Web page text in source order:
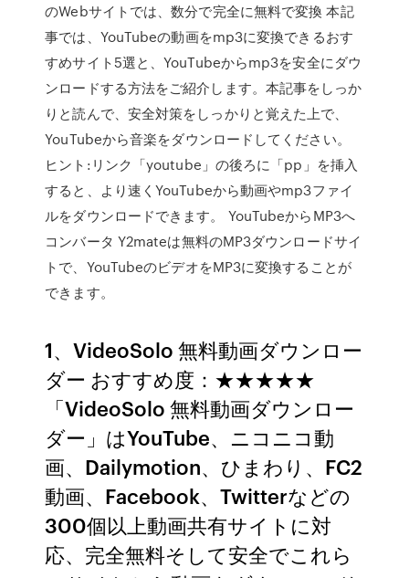
のWebサイトでは、数分で完全に無料で変換 本記
事では、YouTubeの動画をmp3に変換できるおす
すめサイト5選と、YouTubeからmp3を安全にダウ
ンロードする方法をご紹介します。本記事をしっか
りと読んで、安全対策をしっかりと覚えた上で、
YouTubeから音楽をダウンロードしてください。
ヒント:リンク「youtube」の後ろに「pp」を挿入
すると、より速くYouTubeから動画やmp3ファイ
ルをダウンロードできます。 YouTubeからMP3へ
コンバータ Y2mateは無料のMP3ダウンロードサイ
トで、YouTubeのビデオをMP3に変換することが
できます。
1、VideoSolo 無料動画ダウンロー
ダー おすすめ度：★★★★★
「VideoSolo 無料動画ダウンロー
ダー」はYouTube、ニコニコ動
画、Dailymotion、ひまわり、FC2
動画、Facebook、Twitterなどの
300個以上動画共有サイトに対
応、完全無料そして安全でこれら